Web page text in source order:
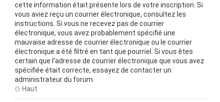
cette information était présente lors de votre inscription. Si
vous aviez reçu un courrier électronique, consultez les
instructions. Si vous ne recevez pas de courrier
électronique, vous avez probablement spécifié une
mauvaise adresse de courrier électronique ou le courrier
électronique a été filtré en tant que pourriel. Si vous êtes
certain que l’adresse de courrier électronique que vous avez
spécifiée était correcte, essayez de contacter un
administrateur du forum.
Haut